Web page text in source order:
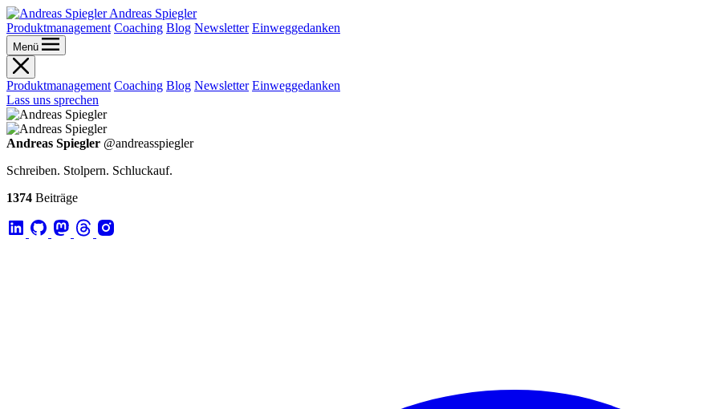
Andreas Spiegler
Produktmanagement Coaching Blog Newsletter Einweggedanken
Menü
Produktmanagement Coaching Blog Newsletter Einweggedanken
Lass uns sprechen
Andreas Spiegler @andreasspiegler
Schreiben. Stolpern. Schluckauf.
1374 Beiträge